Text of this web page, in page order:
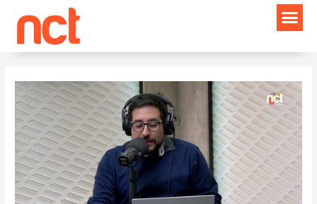
contenido
Navegación
de
entradas